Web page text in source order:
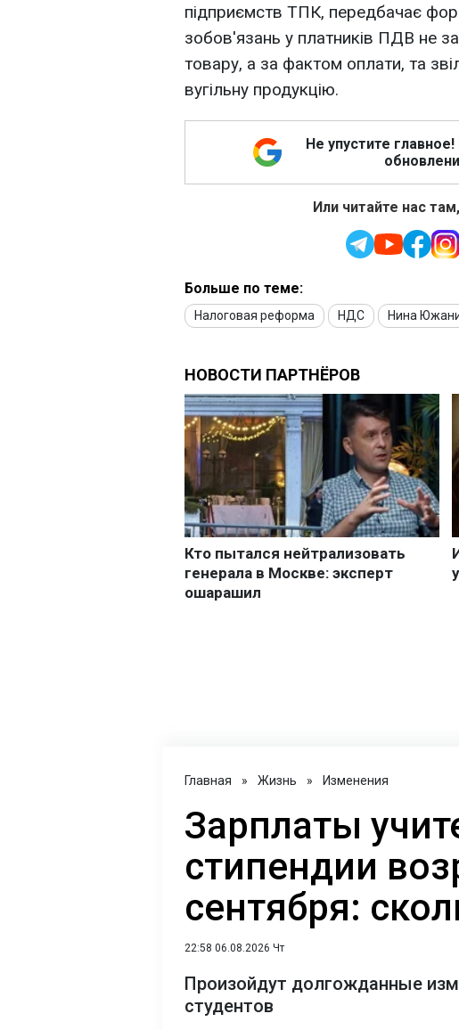
підприємств ТПК, передбачає
зобов'язань у платників ПДВ не
товару, а за фактом оплати, та
вугільну продукцію.
Не упустите
Или читайте нас
Больше по теме:
Налоговая реформа НДС Нина
Главная » Жизнь » Изменения
Зарплаты
стипендии
сентября:
22:58 06.08.2026 Чт
Произойдут долгожданные
студентов